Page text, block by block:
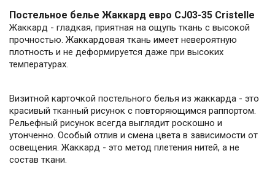
Постельное белье Жаккард евро CJ03-35 Cristelle
Жаккард - гладкая, приятная на ощупь ткань с высокой
прочностью. Жаккардовая ткань имеет невероятную
плотность и не деформируется даже при высоких
температурах.
Визитной карточкой постельного белья из жаккарда - это
красивый тканный рисунок с повторяющимся раппортом.
Рельефный рисунок всегда выглядит роскошно и
утонченно. Особый отлив и смена цвета в зависимости от
освещения. Жаккард - это метод плетения нитей, а не
состав ткани.